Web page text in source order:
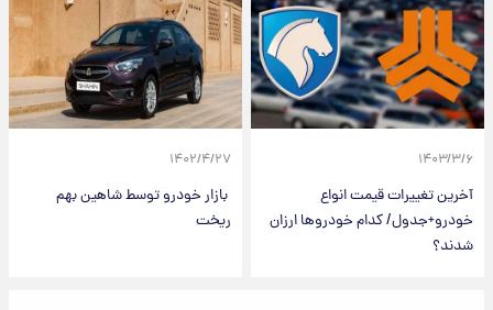
۱۴۰۳/۳/۶
آخرین تغییرات قیمت انواع
خودرو+جدول/ کدام خودروها ارزان
شدند؟
۱۴۰۲/۴/۲۷
بازار خودرو توسط شاهین بهم
ریخت